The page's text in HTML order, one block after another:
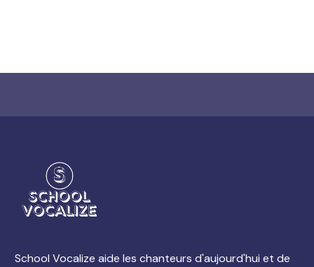
School Vocalize aide les chanteurs d'aujourd'hui et de